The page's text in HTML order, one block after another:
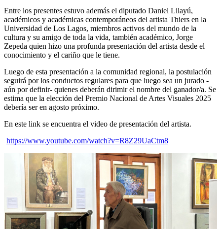
Entre los presentes estuvo además el diputado Daniel Lilayú,
académicos y académicas contemporáneos del artista Thiers en la
Universidad de Los Lagos, miembros activos del mundo de la
cultura y su amigo de toda la vida, también académico, Jorge
Zepeda quien hizo una profunda presentación del artista desde el
conocimiento y el cariño que le tiene.
Luego de esta presentación a la comunidad regional, la postulación
seguirá por los conductos regulares para que luego sea un jurado -
aún por definir- quienes deberán dirimir el nombre del ganador/a. Se
estima que la elección del Premio Nacional de Artes Visuales 2025
debería ser en agosto próximo.
En este link se encuentra el video de presentación del artista.
https://www.youtube.com/watch?v=R8Z29UaCtm8